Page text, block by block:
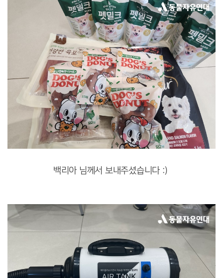
백리아 님께서 보내주셨습니다 :)